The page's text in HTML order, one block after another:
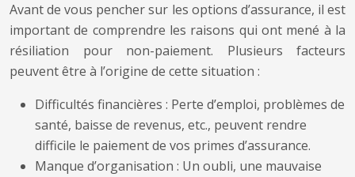
Avant de vous pencher sur les options d’assurance, il est
important de comprendre les raisons qui ont mené à la
résiliation pour non-paiement. Plusieurs facteurs
peuvent être à l’origine de cette situation :
Difficultés financières : Perte d’emploi, problèmes de
santé, baisse de revenus, etc., peuvent rendre
difficile le paiement de vos primes d’assurance.
Manque d’organisation : Un oubli, une mauvaise